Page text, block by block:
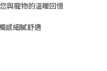
與寵物的溫暖回憶
感細膩舒適